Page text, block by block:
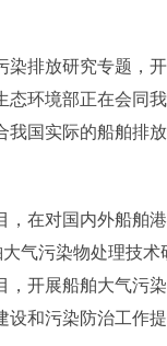
排放研究专题，
环境部正在会同
国实际的船舶排
在对国内外船舶
气污染物处理技
开展船舶大气污
和污染防治工作提